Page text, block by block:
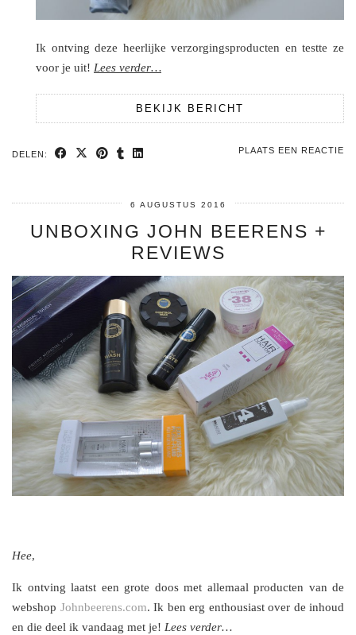
Ik ontving deze heerlijke verzorgingsproducten en testte ze
voor je uit! Lees verder…
BEKIJK BERICHT
DELEN: PLAATS EEN REACTIE
6 AUGUSTUS 2016
UNBOXING JOHN BEERENS +
REVIEWS
Hee,
Ik ontving laatst een grote doos met allemaal producten van de
webshop Johnbeerens.com. Ik ben erg enthousiast over de inhoud
en die deel ik vandaag met je! Lees verder…